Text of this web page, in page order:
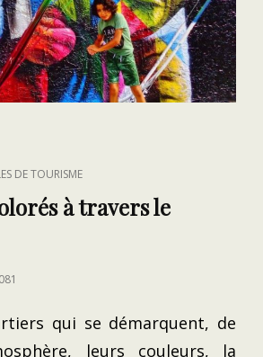
DE TOURISME
à travers le
qui se démarquent, de
leurs couleurs, la